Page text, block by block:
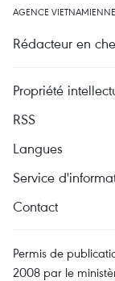
AGENCE
Rédacteur en
Propriété
RSS
Langues
Service
Contact
Permis de
2008 par le